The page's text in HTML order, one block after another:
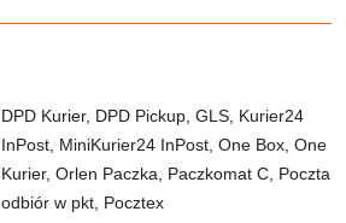
DPD Kurier, DPD Pickup, GLS, Kurier24
InPost, MiniKurier24 InPost, One Box, One
Kurier, Orlen Paczka, Paczkomat C, Poczta
odbiór w pkt, Pocztex